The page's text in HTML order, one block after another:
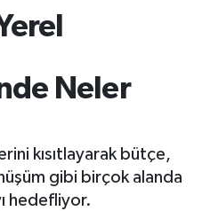
Neler
kısıtlayarak bütçe,
gibi birçok alanda
hedefliyor.